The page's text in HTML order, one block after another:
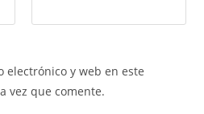
electrónico y web en este
vez que comente.